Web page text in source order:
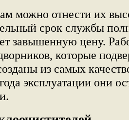
можно отнести их
срок службы
завышенную цену.
которые
из самых
эксплуатации они